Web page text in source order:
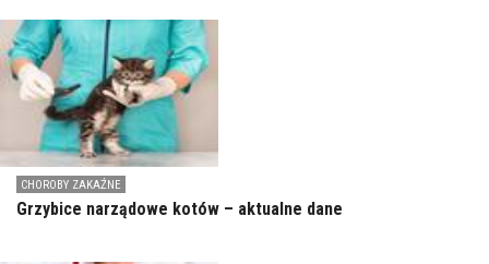
CHOROBY ZAKAŹNE
Grzybice narządowe kotów – aktualne dane